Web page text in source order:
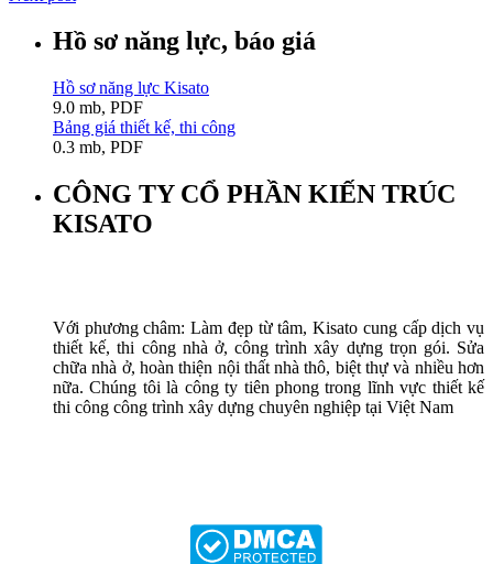
Hồ sơ năng lực, báo giá
Hồ sơ năng lực Kisato
9.0 mb, PDF
Bảng giá thiết kế, thi công
0.3 mb, PDF
CÔNG TY CỔ PHẦN KIẾN TRÚC
KISATO
Với phương châm: Làm đẹp từ tâm, Kisato cung cấp dịch vụ
thiết kế, thi công nhà ở, công trình xây dựng trọn gói. Sửa
chữa nhà ở, hoàn thiện nội thất nhà thô, biệt thự và nhiều hơn
nữa. Chúng tôi là công ty tiên phong trong lĩnh vực thiết kế
thi công công trình xây dựng chuyên nghiệp tại Việt Nam